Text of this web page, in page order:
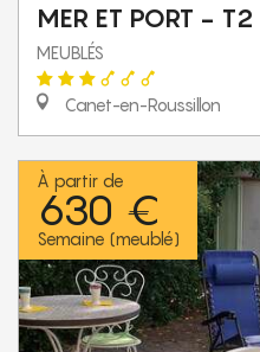
MER ET PORT - T2
MEUBLÉS
Canet-en-Roussillon
À partir de
630 €
Semaine (meublé)